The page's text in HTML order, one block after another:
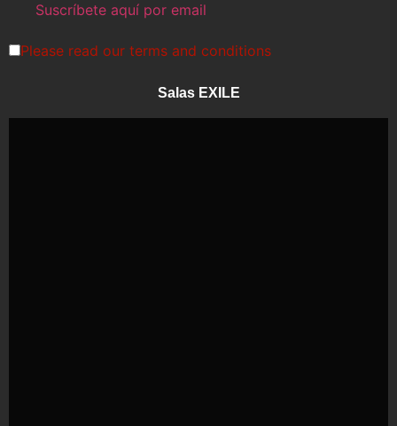
Please read our terms and conditions
Salas EXILE